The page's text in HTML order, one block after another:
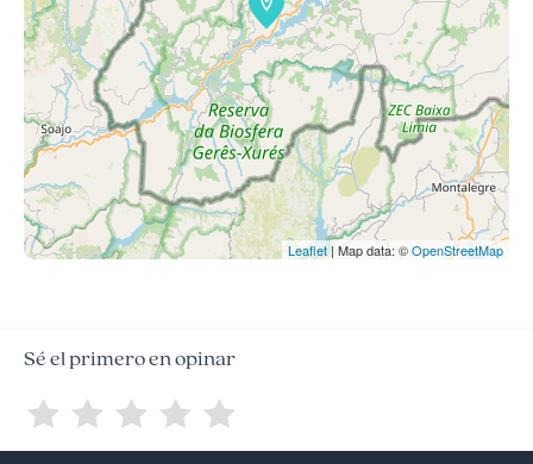
Leaflet| Map data: ©OpenStreetMap
Sé el primero en opinar